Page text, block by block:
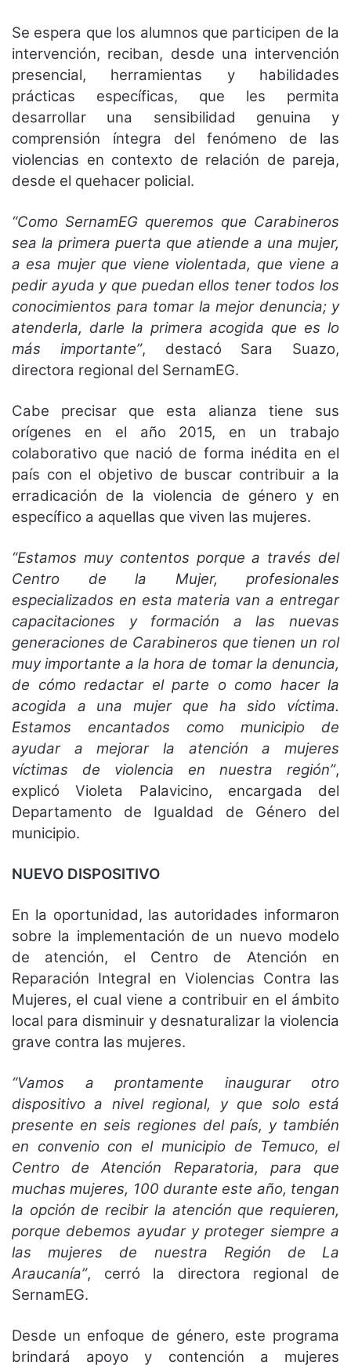
Se espera que los alumnos que participen de la
intervención, reciban, desde una intervención
presencial, herramientas y habilidades
prácticas específicas, que les permita
desarrollar una sensibilidad genuina y
comprensión íntegra del fenómeno de las
violencias en contexto de relación de pareja,
desde el quehacer policial.
“Como SernamEG queremos que Carabineros
sea la primera puerta que atiende a una mujer,
a esa mujer que viene violentada, que viene a
pedir ayuda y que puedan ellos tener todos los
conocimientos para tomar la mejor denuncia; y
atenderla, darle la primera acogida que es lo
más importante”, destacó Sara Suazo,
directora regional del SernamEG.
Cabe precisar que esta alianza tiene sus
orígenes en el año 2015, en un trabajo
colaborativo que nació de forma inédita en el
país con el objetivo de buscar contribuir a la
erradicación de la violencia de género y en
específico a aquellas que viven las mujeres.
“Estamos muy contentos porque a través del
Centro de la Mujer, profesionales
especializados en esta materia van a entregar
capacitaciones y formación a las nuevas
generaciones de Carabineros que tienen un rol
muy importante a la hora de tomar la denuncia,
de cómo redactar el parte o como hacer la
acogida a una mujer que ha sido víctima.
Estamos encantados como municipio de
ayudar a mejorar la atención a mujeres
víctimas de violencia en nuestra región”,
explicó Violeta Palavicino, encargada del
Departamento de Igualdad de Género del
municipio.
NUEVO DISPOSITIVO
En la oportunidad, las autoridades informaron
sobre la implementación de un nuevo modelo
de atención, el Centro de Atención en
Reparación Integral en Violencias Contra las
Mujeres, el cual viene a contribuir en el ámbito
local para disminuir y desnaturalizar la violencia
grave contra las mujeres.
“Vamos a prontamente inaugurar otro
dispositivo a nivel regional, y que solo está
presente en seis regiones del país, y también
en convenio con el municipio de Temuco, el
Centro de Atención Reparatoria, para que
muchas mujeres, 100 durante este año, tengan
la opción de recibir la atención que requieren,
porque debemos ayudar y proteger siempre a
las mujeres de nuestra Región de La
Araucanía”, cerró la directora regional de
SernamEG.
Desde un enfoque de género, este programa
brindará apoyo y contención a mujeres